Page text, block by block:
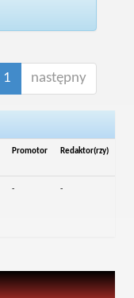
1 następny
Promotor Redaktor(rzy)
- -